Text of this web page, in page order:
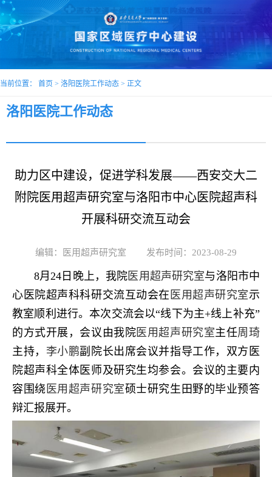
当前位置： 首页 > 洛阳医院工作动态 > 正文
洛阳医院工作动态
助力区中建设，促进学科发展——西安交大二
附院医用超声研究室与洛阳市中心医院超声科
开展科研交流互动会
编辑：医用超声研究室 发布时间：2023-08-29
8月24日晚上，我院医用超声研究室与洛阳市中
心医院超声科科研交流互动会在 医用超声研究室示
教室顺利进行。本次交流会以“线下为主+线上补充”
的方式开展，会议由我院医用超声研究室主任周琦
主持， 李小鹏副院长出席会议并指导工作，双方医
院超声科全体医师及研究生均参会。会议的主要内
容围绕 医用超声研究室硕士研究生田野的毕业预答
辩汇报展开。